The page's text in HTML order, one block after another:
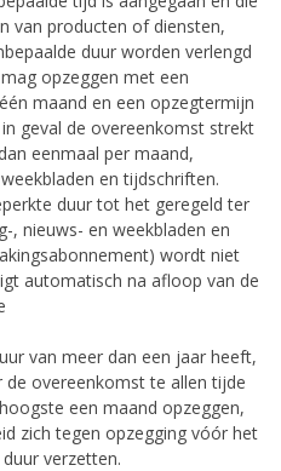
van producten of diensten,
duur worden verlengd
opzeggen met een
maand en een opzegtermijn
geval de overeenkomst strekt
eenmaal per maand,
en tijdschriften.
duur tot het geregeld ter
, nieuws- en weekbladen en
wordt niet
automatisch na afloop van de
van meer dan een jaar heeft,
overeenkomst te allen tijde
een maand opzeggen,
zich tegen opzegging vóór het
verzetten.